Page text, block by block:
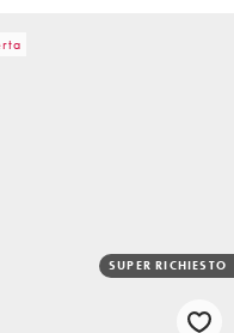
SUPER RICHIESTO